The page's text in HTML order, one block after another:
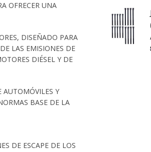
OFRECER UNA
DISEÑADO PARA
LAS EMISIONES DE
DIÉSEL Y DE
AUTOMÓVILES Y
BASE DE LA
DE ESCAPE DE LOS
era: